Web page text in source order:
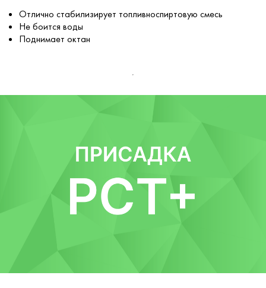
Отлично стабилизирует топливноспиртовую смесь
Не боится воды
Поднимает октан